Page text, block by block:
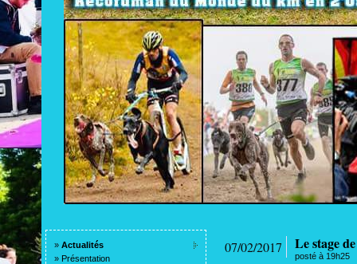
» Actualités
» Présentation
07/02/2017 Le stage
posté à 19h25